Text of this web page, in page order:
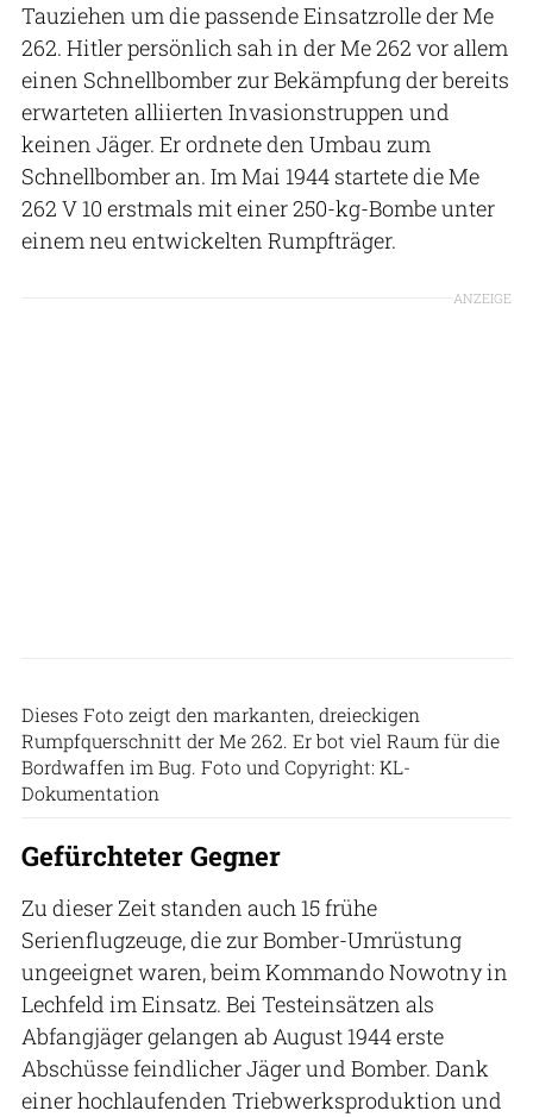
Tauziehen um die passende Einsatzrolle der Me
262. Hitler persönlich sah in der Me 262 vor allem
einen Schnellbomber zur Bekämpfung der bereits
erwarteten alliierten Invasionstruppen und
keinen Jäger. Er ordnete den Umbau zum
Schnellbomber an. Im Mai 1944 startete die Me
262 V 10 erstmals mit einer 250-kg-Bombe unter
einem neu entwickelten Rumpfträger.
ANZEIGE
Dieses Foto zeigt den markanten, dreieckigen
Rumpfquerschnitt der Me 262. Er bot viel Raum für die
Bordwaffen im Bug. Foto und Copyright: KL-
Dokumentation
Gefürchteter Gegner
Zu dieser Zeit standen auch 15 frühe
Serienflugzeuge, die zur Bomber-Umrüstung
ungeeignet waren, beim Kommando Nowotny in
Lechfeld im Einsatz. Bei Testeinsätzen als
Abfangjäger gelangen ab August 1944 erste
Abschüsse feindlicher Jäger und Bomber. Dank
einer hochlaufenden Triebwerksproduktion und